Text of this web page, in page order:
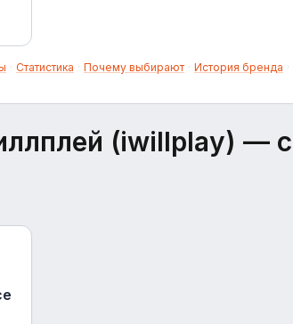
· Статистика · Почему выбирают · История бренда ·
(iwillplay) —